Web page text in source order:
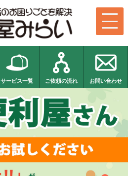
サービス一覧 ご依頼の流れ お問い合わせ